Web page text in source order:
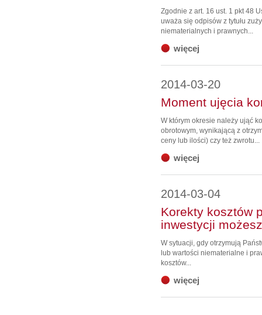
Zgodnie z art. 16 ust. 1 pkt 48
uważa się odpisów z tytułu
niematerialnych i prawnych...
więcej
2014-03-20
Moment ujęcia
W którym okresie należy ująć
obrotowym, wynikającą z
ceny lub ilości) czy też zwrotu...
więcej
2014-03-04
Korekty kosztów
inwestycji
W sytuacji, gdy otrzymują
lub wartości niematerialne i
kosztów...
więcej